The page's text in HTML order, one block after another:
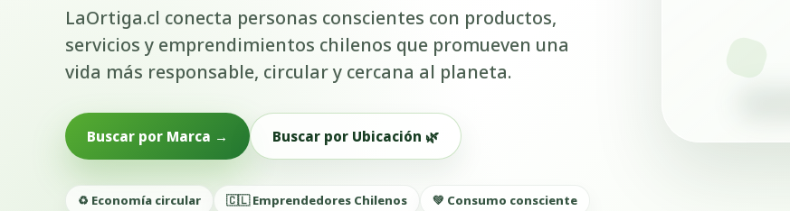
LaOrtiga.cl conecta personas conscientes con productos,
servicios y emprendimientos chilenos que promueven una
vida más responsable, circular y cercana al planeta.
Buscar por Marca → Buscar por Ubicación 🌿
♻️ Economía circular 🇨🇱 Emprendedores Chilenos 💚 Consumo consciente